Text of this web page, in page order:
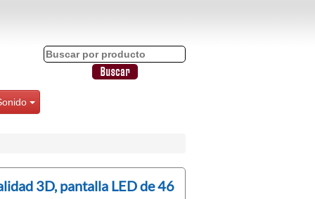
3D, pantalla LED de 46